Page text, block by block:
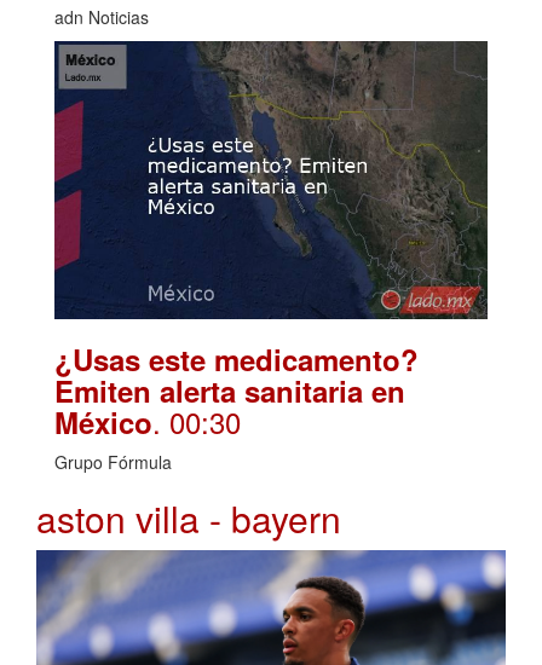
adn Noticias
¿Usas este medicamento?
Emiten alerta sanitaria en
México. 00:30
Grupo Fórmula
aston villa - bayern